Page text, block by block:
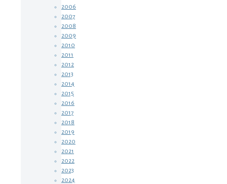
2006
2007
2008
2009
2010
2011
2012
2013
2014
2015
2016
2017
2018
2019
2020
2021
2022
2023
2024